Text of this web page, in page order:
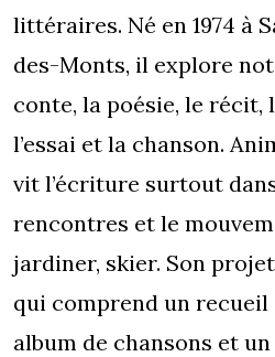
littéraires. Né en 1974 à
des-Monts, il explore
conte, la poésie, le récit,
l’essai et la chanson.
vit l’écriture surtout
rencontres et le
jardiner, skier. Son projet
qui comprend un recueil
album de chansons et